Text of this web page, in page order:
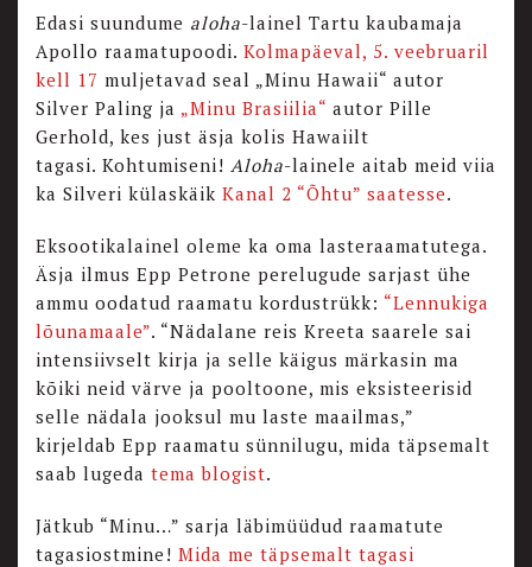
Edasi suundume aloha-lainel Tartu kaubamaja
Apollo raamatupoodi. Kolmapäeval, 5. veebruaril
kell 17 muljetavad seal „Minu Hawaii“ autor
Silver Paling ja „Minu Brasiilia“ autor Pille
Gerhold, kes just äsja kolis Hawaiilt
tagasi. Kohtumiseni! Aloha-lainele aitab meid viia
ka Silveri külaskäik Kanal 2 “Õhtu” saatesse.
Eksootikalainel oleme ka oma lasteraamatutega.
Äsja ilmus Epp Petrone perelugude sarjast ühe
ammu oodatud raamatu kordustrükk: “Lennukiga
lõunamaale”. “Nädalane reis Kreeta saarele sai
intensiivselt kirja ja selle käigus märkasin ma
kõiki neid värve ja pooltoone, mis eksisteerisid
selle nädala jooksul mu laste maailmas,”
kirjeldab Epp raamatu sünnilugu, mida täpsemalt
saab lugeda tema blogist.
Jätkub “Minu…” sarja läbimüüdud raamatute
tagasiostmine! Mida me täpsemalt tagasi